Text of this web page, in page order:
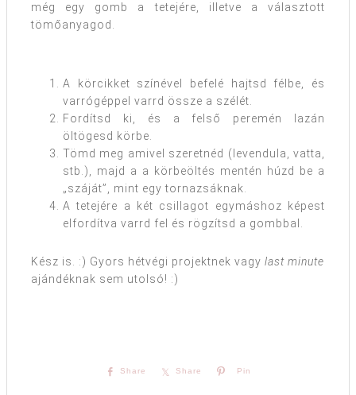
még egy gomb a tetejére, illetve a választott
tömőanyagod.
A körcikket színével befelé hajtsd félbe, és
varrógéppel varrd össze a szélét.
Fordítsd ki, és a felső peremén lazán
öltögesd körbe.
Tömd meg amivel szeretnéd (levendula, vatta,
stb.), majd a a körbeöltés mentén húzd be a
„száját”, mint egy tornazsáknak.
A tetejére a két csillagot egymáshoz képest
elfordítva varrd fel és rögzítsd a gombbal.
Kész is. :) Gyors hétvégi projektnek vagy last minute
ajándéknak sem utolsó! :)
Share Share Pin